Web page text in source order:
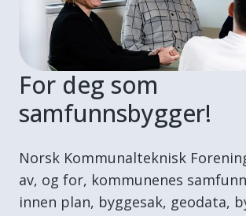
For deg som
samfunnsbygger!
Norsk Kommunalteknisk
av, og for, kommunenes
innen plan, byggesak, geodata,